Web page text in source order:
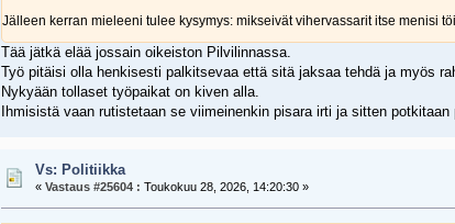
Jälleen kerran mieleeni tulee kysymys: mikseivät vihervassarit itse menisi
Tää jätkä elää jossain oikeiston Pilvilinnassa.
Työ pitäisi olla henkisesti palkitsevaa että sitä jaksaa tehdä ja myös
Nykyään tollaset työpaikat on kiven alla.
Ihmisistä vaan rutistetaan se viimeinenkin pisara irti ja sitten potkitaan
Vs: Politiikka
« Vastaus #25604 : Toukokuu 28, 2026, 14:20:30 »